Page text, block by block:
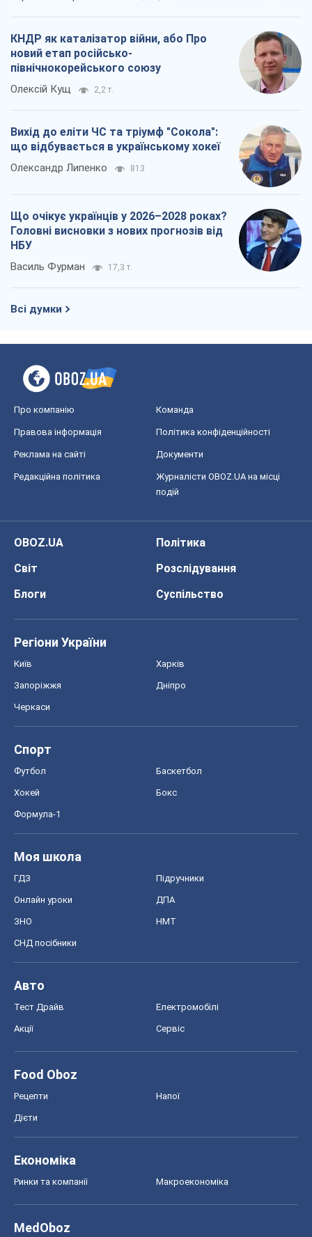
КНДР як каталізатор війни, або Про
новий етап російсько-
північнокорейського союзу
Олексій Кущ 2,2 т.
Вихід до еліти ЧС та тріумф "Сокола":
що відбувається в українському хокеї
Олександр Липенко 813
Що очікує українців у 2026–2028 роках?
Головні висновки з нових прогнозів від
НБУ
Василь Фурман 17,3 т.
Всі думки
Про компанію Команда
Правова інформація Політика конфіденційності
Реклама на сайті Документи
Редакційна політика
Журналісти OBOZ.UA на місці
подій
OBOZ.UA
Політика
Світ
Розслідування
Блоги
Суспільство
Регіони України
Київ Харків
Запоріжжя Дніпро
Черкаси
Спорт
Футбол Баскетбол
Хокей Бокс
Формула-1
Моя школа
ГДЗ Підручники
Онлайн уроки ДПА
ЗНО НМТ
СНД посібники
Авто
Тест Драйв Електромобілі
Акції Сервіс
Food Oboz
Рецепти Напої
Дієти
Економіка
Ринки та компанії Макроекономіка
MedOboz